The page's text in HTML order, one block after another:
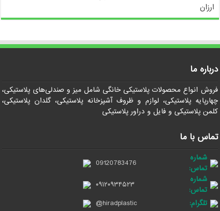
ارزان
درباره ما
فروش انواع محصولات پلاستیکی خانگی شامل میز و صندلی‌های پلاستیکی،
چهارپایه پلاستیکی، لوازم و ظروف آشپزخانه پلاستیکی، گلدان پلاستیکی،
کلمن پلاستیکی و فایل و دراور پلاستیکی
تماس با ما
شماره
تماس:
09120783476
شماره
تماس:
۰۹۱۲۰۹۳۴۵۲۳
تلگرام:
@hiradplastic